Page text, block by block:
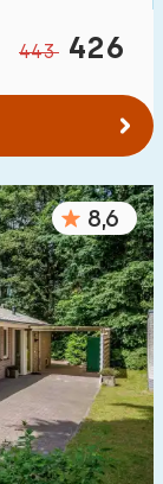
443 426
8,6